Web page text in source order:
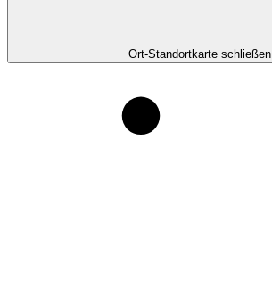
Ort-Standortkarte schließen